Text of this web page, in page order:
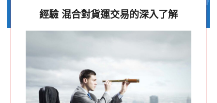
經驗 混合對貨運交易的深入了解